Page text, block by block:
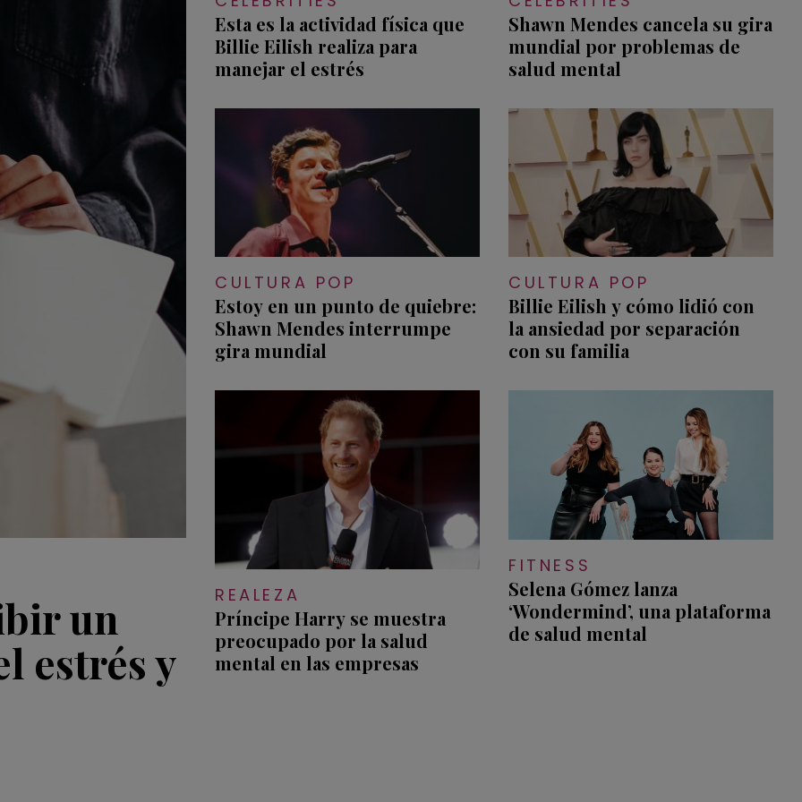
un
estrés y
Esta es la actividad física que
Billie Eilish realiza para
manejar el estrés
Shawn Mendes cancela su gira
mundial por problemas de
salud mental
CULTURA POP
Estoy en un punto de quiebre:
Shawn Mendes interrumpe
gira mundial
CULTURA POP
Billie Eilish y cómo lidió con
la ansiedad por separación
con su familia
REALEZA
Príncipe Harry se muestra
preocupado por la salud
mental en las empresas
FITNESS
Selena Gómez lanza
‘Wondermind’, una plataforma
de salud mental